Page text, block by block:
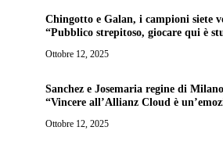
Chingotto e Galan, i campioni siete
“Pubblico
Ottobre 12, 2025
Sanchez e Josemaria regine di
“Vincere all’Allianz Cloud è
Ottobre 12, 2025